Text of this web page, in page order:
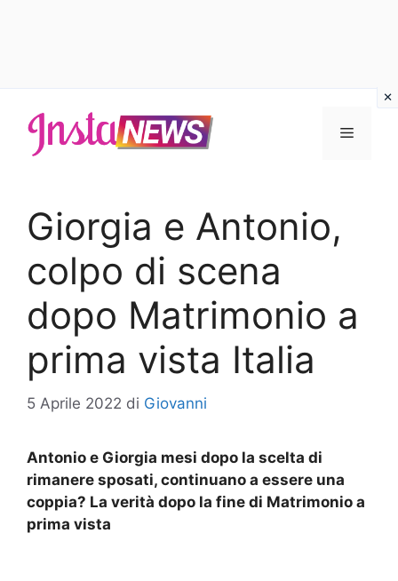
contenuto
Menu
Giorgia e Antonio,
colpo di scena
dopo Matrimonio a
prima vista Italia
5 Aprile 2022 di Giovanni
Antonio e Giorgia mesi dopo la scelta di
rimanere sposati, continuano a essere una
coppia? La verità dopo la fine di Matrimonio a
prima vista